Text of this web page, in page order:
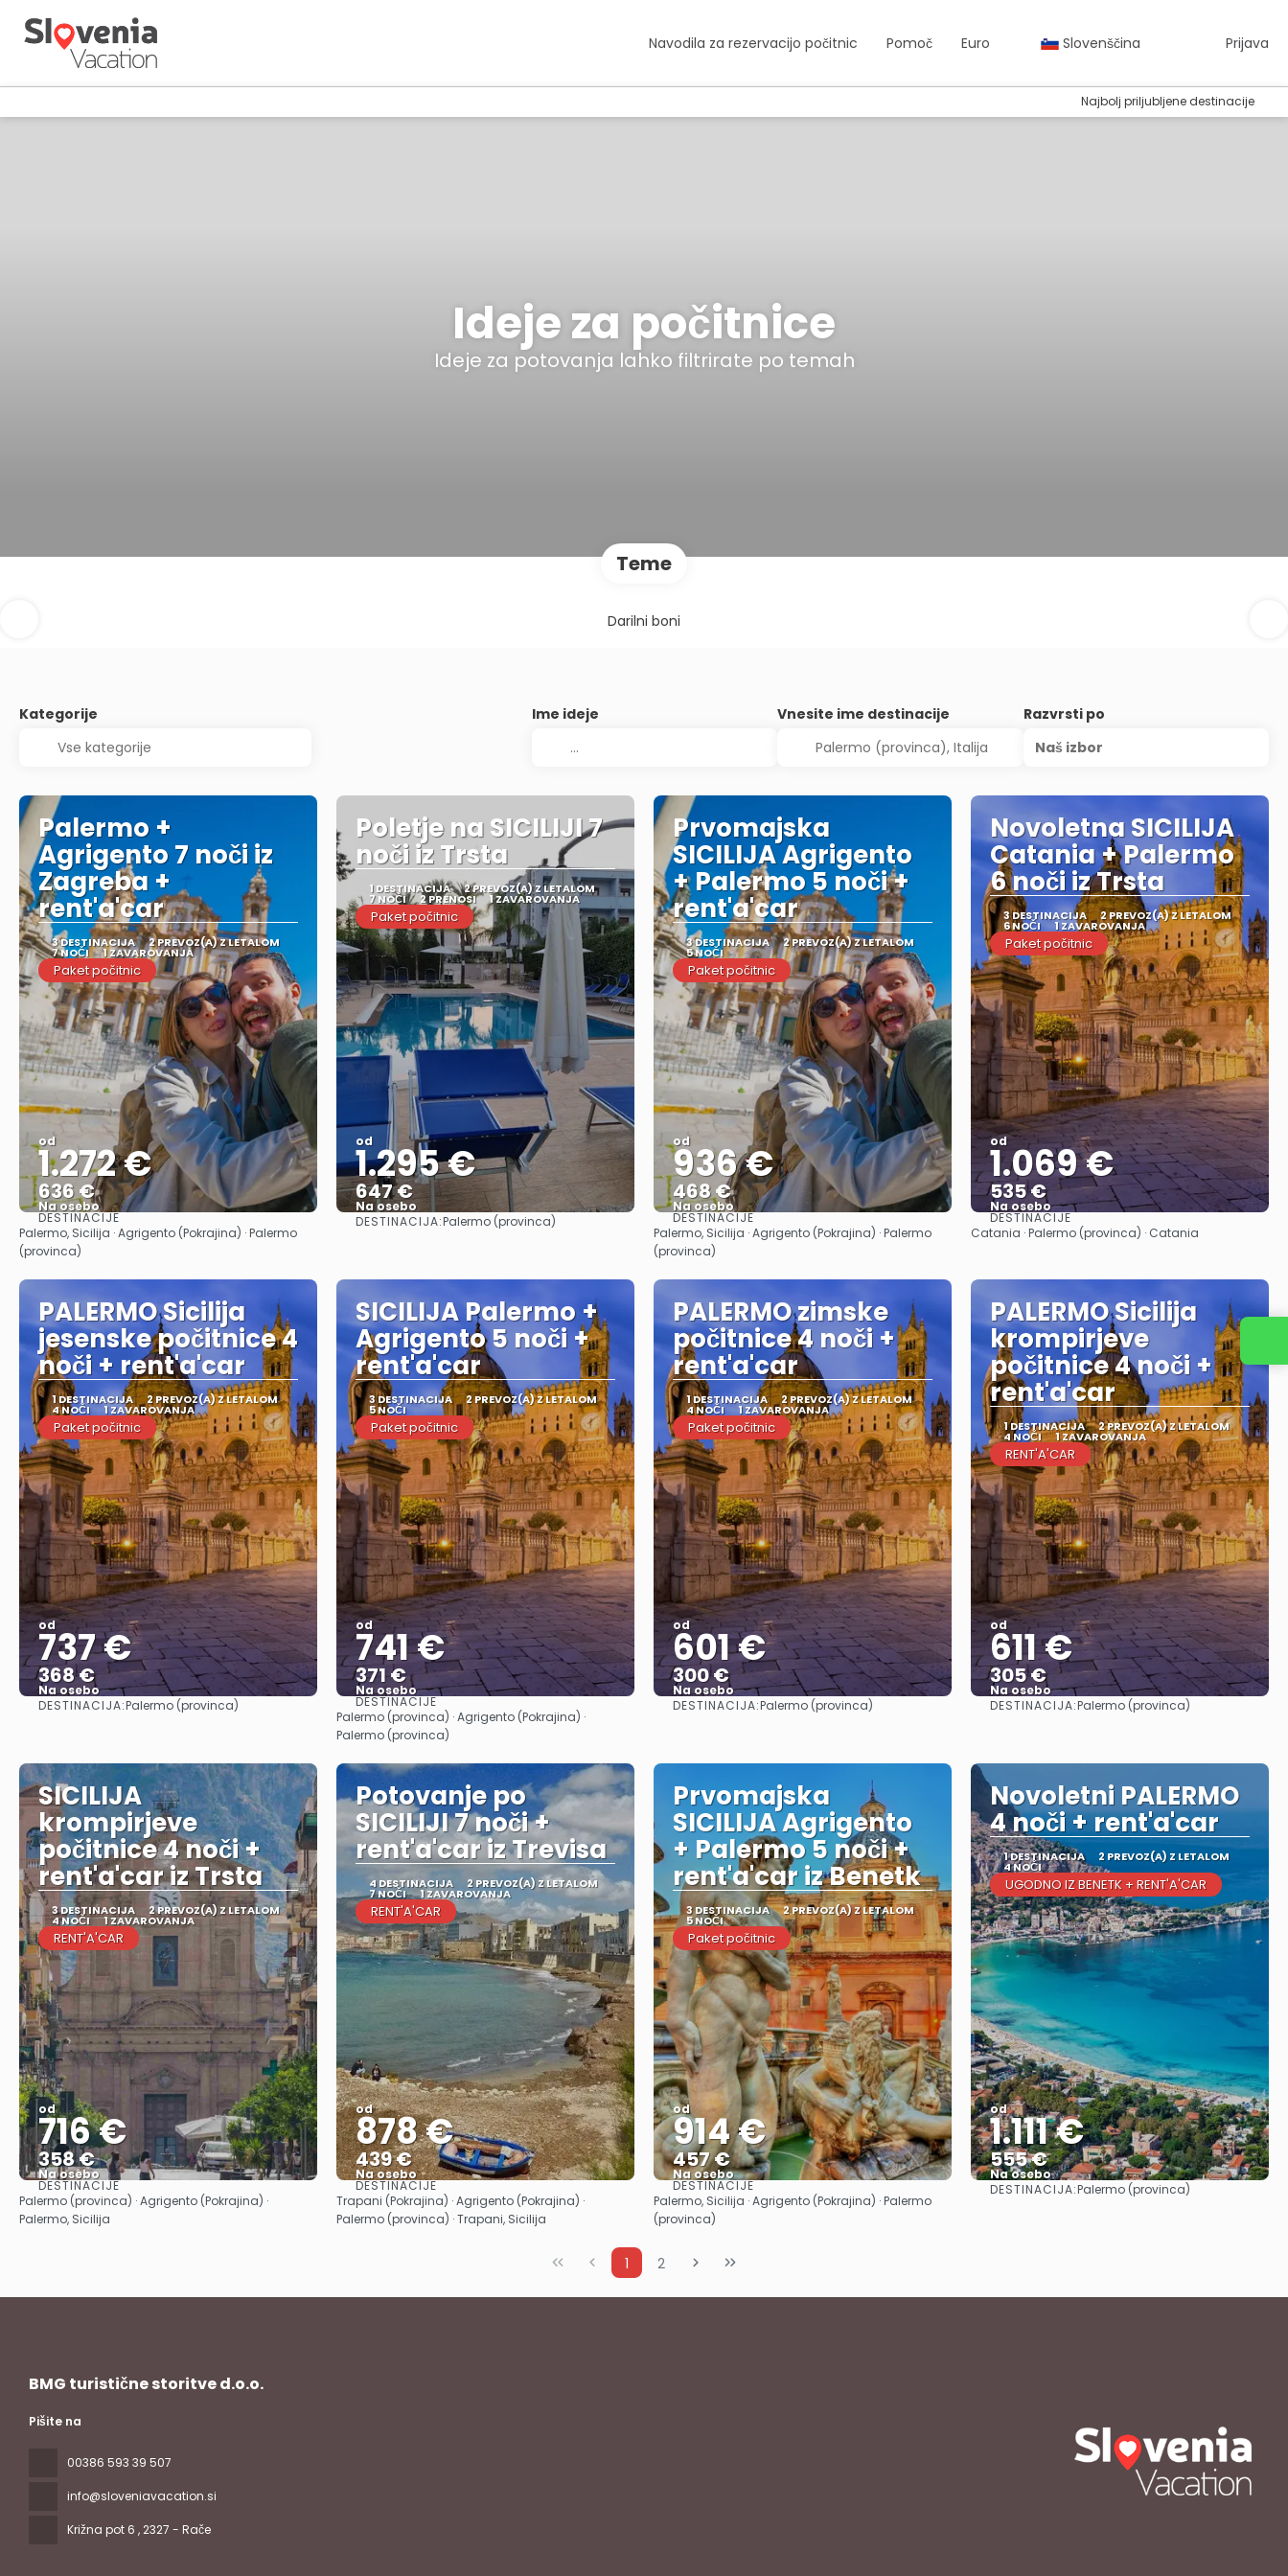
Navodila za rezervacijo počitnic Pomoč Euro Slovenščina Prijava
Najbolj priljubljene destinacije
Ideje za počitnice
Ideje za potovanja lahko filtrirate po temah
Teme
Darilni boni
Kategorije Ime ideje Vnesite ime destinacije
Razvrsti po
Naš izbor
Palermo +
Agrigento 7 noči iz
Zagreba +
rent'a'car
3 DESTINACIJA 2 PREVOZ(A) Z LETALOM
7 NOČI 1 ZAVAROVANJA
Paket počitnic
od
1.272 €
636 €
Na osebo
Glej .
DESTINACIJE
Palermo, Sicilija · Agrigento (Pokrajina) · Palermo
(provinca)
Poletje na SICILIJI 7
noči iz Trsta
1 DESTINACIJA 2 PREVOZ(A) Z LETALOM
7 NOČI 2 PRENOSI 1 ZAVAROVANJA
Paket počitnic
od
1.295 €
647 €
Na osebo
Glej .
DESTINACIJA:Palermo (provinca)
Prvomajska
SICILIJA Agrigento
+ Palermo 5 noči +
rent'a'car
3 DESTINACIJA 2 PREVOZ(A) Z LETALOM
5 NOČI
Paket počitnic
od
936 €
468 €
Na osebo
Glej .
DESTINACIJE
Palermo, Sicilija · Agrigento (Pokrajina) · Palermo
(provinca)
Novoletna SICILIJA
Catania + Palermo
6 noči iz Trsta
3 DESTINACIJA 2 PREVOZ(A) Z LETALOM
6 NOČI 1 ZAVAROVANJA
Paket počitnic
od
1.069 €
535 €
Na osebo
Glej .
DESTINACIJE
Catania · Palermo (provinca) · Catania
PALERMO Sicilija
jesenske počitnice 4
noči + rent'a'car
1 DESTINACIJA 2 PREVOZ(A) Z LETALOM
4 NOČI 1 ZAVAROVANJA
Paket počitnic
od
737 €
368 €
Na osebo
Glej .
DESTINACIJA:Palermo (provinca)
SICILIJA Palermo +
Agrigento 5 noči +
rent'a'car
3 DESTINACIJA 2 PREVOZ(A) Z LETALOM
5 NOČI
Paket počitnic
od
741 €
371 €
Na osebo
Glej .
DESTINACIJE
Palermo (provinca) · Agrigento (Pokrajina) ·
Palermo (provinca)
PALERMO zimske
počitnice 4 noči +
rent'a'car
1 DESTINACIJA 2 PREVOZ(A) Z LETALOM
4 NOČI 1 ZAVAROVANJA
Paket počitnic
od
601 €
300 €
Na osebo
Glej .
DESTINACIJA:Palermo (provinca)
PALERMO Sicilija
krompirjeve
počitnice 4 noči +
rent'a'car
1 DESTINACIJA 2 PREVOZ(A) Z LETALOM
4 NOČI 1 ZAVAROVANJA
RENT'A'CAR
od
611 €
305 €
Na osebo
Glej .
DESTINACIJA:Palermo (provinca)
SICILIJA
krompirjeve
počitnice 4 noči +
rent'a'car iz Trsta
3 DESTINACIJA 2 PREVOZ(A) Z LETALOM
4 NOČI 1 ZAVAROVANJA
RENT'A'CAR
od
716 €
358 €
Na osebo
Glej .
DESTINACIJE
Palermo (provinca) · Agrigento (Pokrajina) ·
Palermo, Sicilija
Potovanje po
SICILIJI 7 noči +
rent'a'car iz Trevisa
4 DESTINACIJA 2 PREVOZ(A) Z LETALOM
7 NOČI 1 ZAVAROVANJA
RENT'A'CAR
od
878 €
439 €
Na osebo
Glej .
DESTINACIJE
Trapani (Pokrajina) · Agrigento (Pokrajina) ·
Palermo (provinca) · Trapani, Sicilija
Prvomajska
SICILIJA Agrigento
+ Palermo 5 noči +
rent'a'car iz Benetk
3 DESTINACIJA 2 PREVOZ(A) Z LETALOM
5 NOČI
Paket počitnic
od
914 €
457 €
Na osebo
Glej .
DESTINACIJE
Palermo, Sicilija · Agrigento (Pokrajina) · Palermo
(provinca)
Novoletni PALERMO
4 noči + rent'a'car
1 DESTINACIJA 2 PREVOZ(A) Z LETALOM
4 NOČI
UGODNO IZ BENETK + RENT'A'CAR
od
1.111 €
555 €
Na osebo
Glej .
DESTINACIJA:Palermo (provinca)
1 2
BMG turistične storitve d.o.o.
Pišite na
00386 593 39 507
info@sloveniavacation.si
Križna pot 6 , 2327 - Rače
Kontaktirajte nas